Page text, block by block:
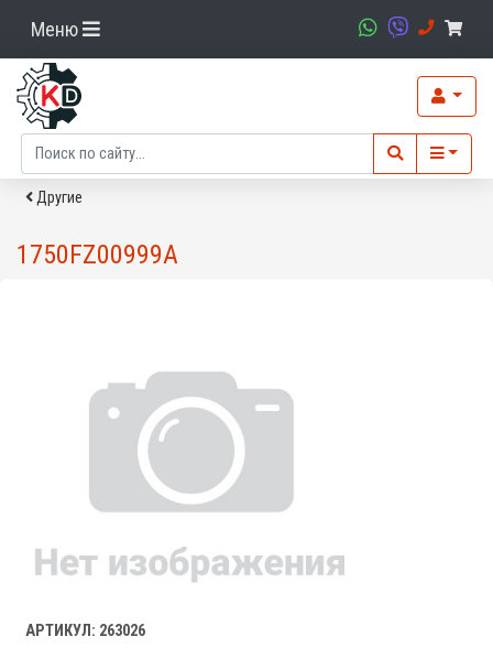
Меню
Другие
1750FZ00999A
АРТИКУЛ: 263026